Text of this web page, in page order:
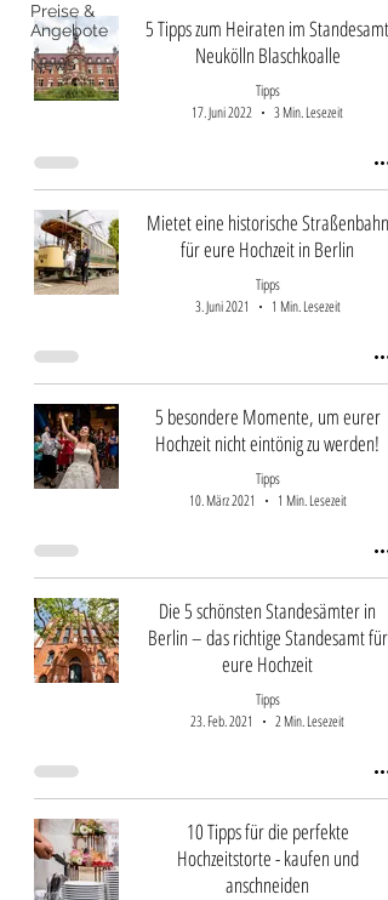
Preise &
Angebote
News
5 Tipps zum Heiraten im Standesamt
Neukölln Blaschkoalle
Tipps
17. Juni 2022
3 Min. Lesezeit
Mietet eine historische Straßenbahn
für eure Hochzeit in Berlin
Tipps
3. Juni 2021
1 Min. Lesezeit
5 besondere Momente, um eurer
Hochzeit nicht eintönig zu werden!
Tipps
10. März 2021
1 Min. Lesezeit
Die 5 schönsten Standesämter in
Berlin – das richtige Standesamt für
eure Hochzeit
Tipps
23. Feb. 2021
2 Min. Lesezeit
10 Tipps für die perfekte
Hochzeitstorte - kaufen und
anschneiden